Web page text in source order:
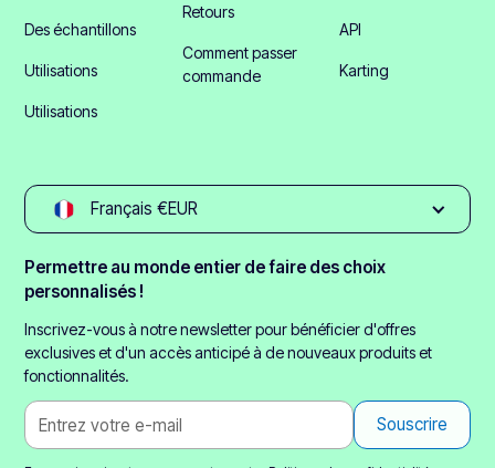
Des échantillons
Utilisations
Utilisations
Retours
Comment passer
commande
API
Karting
Français €EUR
Permettre au monde entier de faire des choix
personnalisés !
Inscrivez-vous à notre newsletter pour bénéficier d'offres
exclusives et d'un accès anticipé à de nouveaux produits et
fonctionnalités.